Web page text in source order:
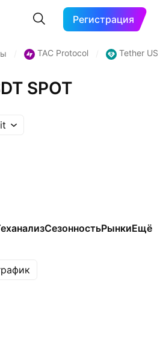
Регистрация
TAC Protocol Tether
SPOT
СезонностьРынкиЕщё